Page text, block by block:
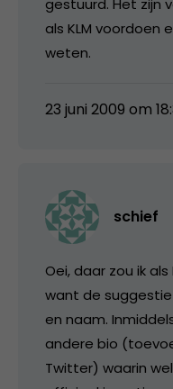
als KLM voordoen
weten.
23 juni 2009 om
schief
Oei, daar zou ik
want de
en naam.
andere bio
Twitter) waarin